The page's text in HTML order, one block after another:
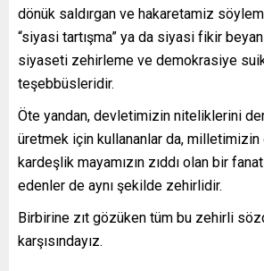
dönük saldırgan ve hakaretamiz
“siyasi tartışma” ya da siyasi fikir
siyaseti zehirleme ve demokrasiye
teşebbüsleridir.
Öte yandan, devletimizin niteliklerini
üretmek için kullananlar da,
kardeşlik mayamızın zıddı olan bir
edenler de aynı şekilde zehirlidir.
Birbirine zıt gözüken tüm bu zehirli
karşısındayız.